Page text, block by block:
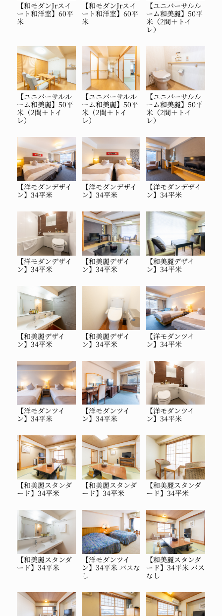
【和モダンJrスイ
ート和洋室】60平
米
【和モダンJrスイ
ート和洋室】60平
米
【ユニバーサルル
ーム和美麗】50平
米（2間＋トイ
レ）
【ユニバーサルル
ーム和美麗】50平
米（2間＋トイ
レ）
【ユニバーサルル
ーム和美麗】50平
米（2間＋トイ
レ）
【ユニバーサルル
ーム和美麗】50平
米（2間＋トイ
レ）
【洋モダンデザイ
ン】34平米
【洋モダンデザイ
ン】34平米
【洋モダンデザイ
ン】34平米
【洋モダンデザイ
ン】34平米
【和美麗デザイ
ン】34平米
【和美麗デザイ
ン】34平米
【和美麗デザイ
ン】34平米
【和美麗デザイ
ン】34平米
【洋モダンツイ
ン】34平米
【洋モダンツイ
ン】34平米
【洋モダンツイ
ン】34平米
【洋モダンツイ
ン】34平米
【和美麗スタンダ
ード】34平米
【和美麗スタンダ
ード】34平米
【和美麗スタンダ
ード】34平米
【和美麗スタンダ
ード】34平米
【洋モダンツイ
ン】34平米 バスな
し
【和美麗スタンダ
ード】34平米 バス
なし